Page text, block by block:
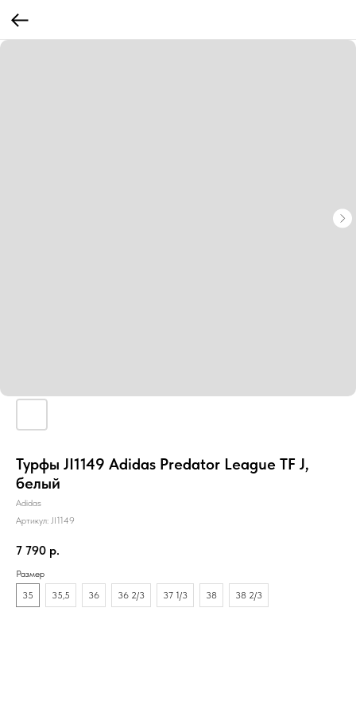
Турфы JI1149 Adidas Predator League TF J,
белый
Adidas
Артикул: JI1149
7 790 р.
Размер
35
35,5 36 36 2/3 37 1/3 38 38 2/3